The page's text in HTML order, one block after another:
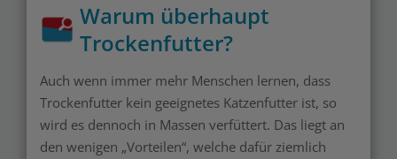
Warum überhaupt
Trockenfutter?
Auch wenn immer mehr Menschen lernen, dass
Trockenfutter kein geeignetes Katzenfutter ist, so
wird es dennoch in Massen verfüttert. Das liegt an
den wenigen „Vorteilen“, welche dafür ziemlich